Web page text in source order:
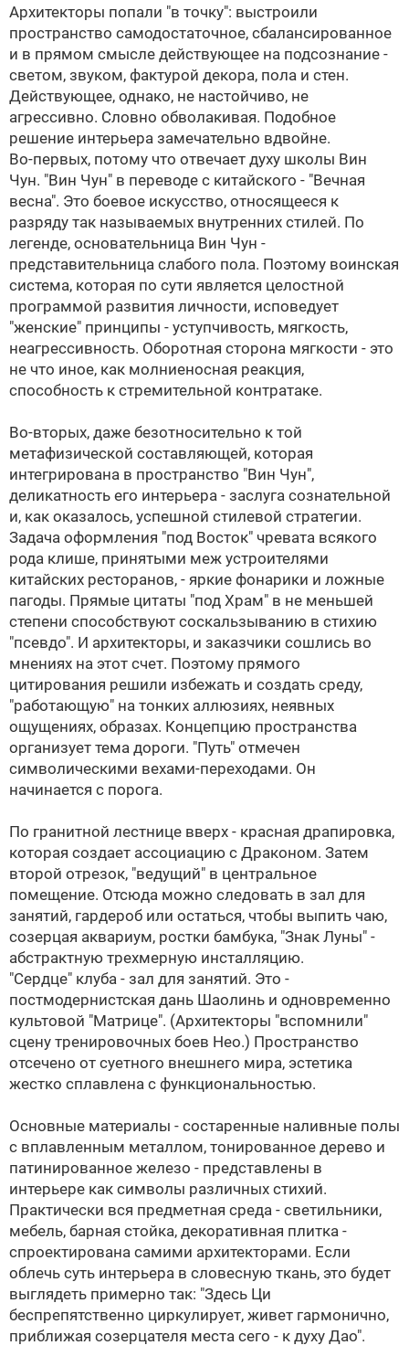
Архитекторы попали "в точку": выстроили
пространство самодостаточное, сбалансированное
и в прямом смысле действующее на подсознание -
светом, звуком, фактурой декора, пола и стен.
Действующее, однако, не настойчиво, не
агрессивно. Словно обволакивая. Подобное
решение интерьера замечательно вдвойне.
Во-первых, потому что отвечает духу школы Вин
Чун. "Вин Чун" в переводе с китайского - "Вечная
весна". Это боевое искусство, относящееся к
разряду так называемых внутренних стилей. По
легенде, основательница Вин Чун -
представительница слабого пола. Поэтому воинская
система, которая по сути является целостной
программой развития личности, исповедует
"женские" принципы - уступчивость, мягкость,
неагрессивность. Оборотная сторона мягкости - это
не что иное, как молниеносная реакция,
способность к стремительной контратаке.
Во-вторых, даже безотносительно к той
метафизической составляющей, которая
интегрирована в пространство "Вин Чун",
деликатность его интерьера - заслуга сознательной
и, как оказалось, успешной стилевой стратегии.
Задача оформления "под Восток" чревата всякого
рода клише, принятыми меж устроителями
китайских ресторанов, - яркие фонарики и ложные
пагоды. Прямые цитаты "под Храм" в не меньшей
степени способствуют соскальзыванию в стихию
"псевдо". И архитекторы, и заказчики сошлись во
мнениях на этот счет. Поэтому прямого
цитирования решили избежать и создать среду,
"работающую" на тонких аллюзиях, неявных
ощущениях, образах. Концепцию пространства
организует тема дороги. "Путь" отмечен
символическими вехами-переходами. Он
начинается с порога.
По гранитной лестнице вверх - красная драпировка,
которая создает ассоциацию с Драконом. Затем
второй отрезок, "ведущий" в центральное
помещение. Отсюда можно следовать в зал для
занятий, гардероб или остаться, чтобы выпить чаю,
созерцая аквариум, ростки бамбука, "Знак Луны" -
абстрактную трехмерную инсталляцию.
"Сердце" клуба - зал для занятий. Это -
постмодернистская дань Шаолинь и одновременно
культовой "Матрице". (Архитекторы "вспомнили"
сцену тренировочных боев Нео.) Пространство
отсечено от суетного внешнего мира, эстетика
жестко сплавлена с функциональностью.
Основные материалы - состаренные наливные полы
с вплавленным металлом, тонированное дерево и
патинированное железо - представлены в
интерьере как символы различных стихий.
Практически вся предметная среда - светильники,
мебель, барная стойка, декоративная плитка -
спроектирована самими архитекторами. Если
облечь суть интерьера в словесную ткань, это будет
выглядеть примерно так: "Здесь Ци
беспрепятственно циркулирует, живет гармонично,
приближая созерцателя места сего - к духу Дао".